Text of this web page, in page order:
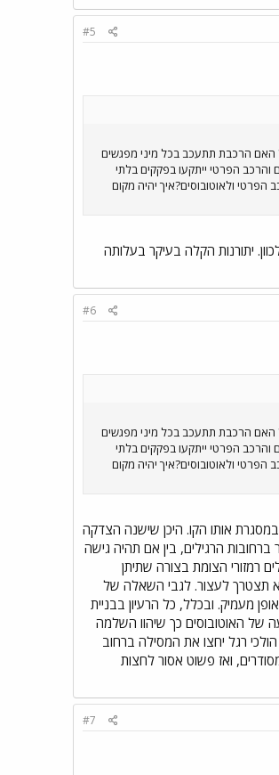
#5
האם הרכבת תתעכב בכל מיני מפגשים
הפרטי ייתקעו בפקקים בלתי
ולאוטובוסים?איך יהיה מקום
יתורנות הקלה בעיקר בעלותה
#6
האם הרכבת תתעכב בכל מיני מפגשים
הפרטי ייתקעו בפקקים בלתי
ולאוטובוסים?איך יהיה מקום
אותו הקו. היכן שישנה הצדקה
ברחובות הרגילים, בין אם תהיה גישה
רמזורי הצומת בצורה שתיתן
תצטרך לעצור. לגבי השאלה של
מעמיק. ובכלל, כל הרעיון בבניית
של האוטובוסים כך שיהוו השלמה
רגל יחצו את המסילה ברחוב
ואז פשוט אסור לחצות
#7